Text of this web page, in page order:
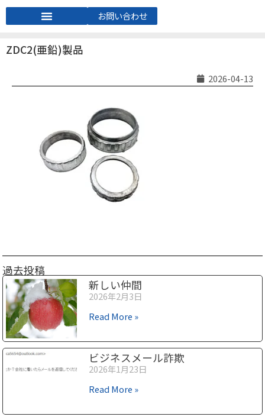
お問い合わせ
ZDC2(亜鉛)製品
2026-04-13
過去投稿
新しい仲間
2026年2月3日
Read More »
ビジネスメール詐欺
2026年1月23日
Read More »